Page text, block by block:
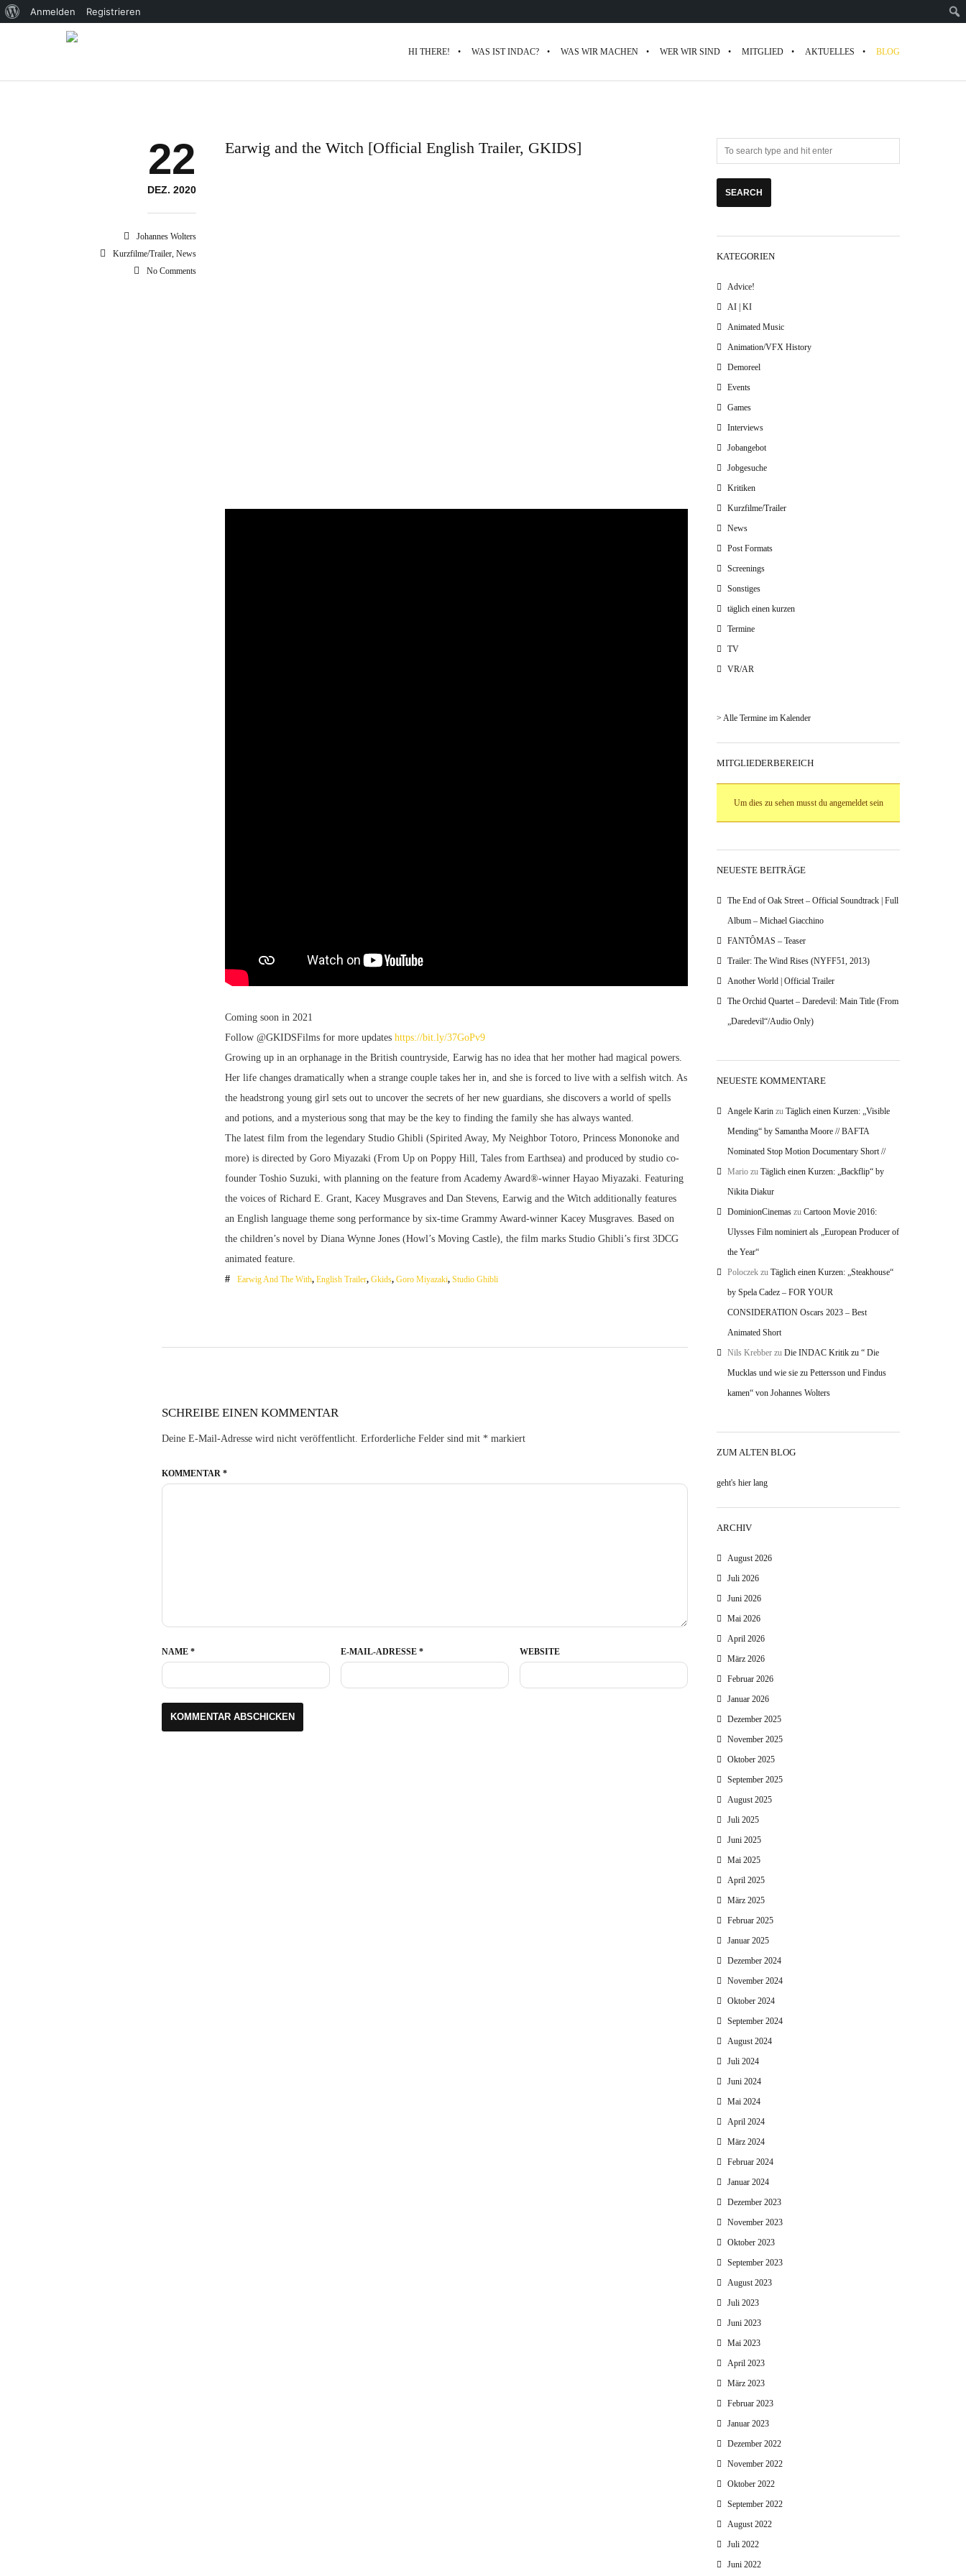
Über
WordPress
Anmelden Registrieren
HI THERE! WAS IST INDAC? WAS WIR MACHEN WER WIR SIND MITGLIED AKTUELLES BLOG
22
DEZ. 2020
Johannes Wolters
Kurzfilme/Trailer,News
No Comments
Earwig and the Witch [Official English Trailer, GKIDS]
Coming soon in 2021
Follow@GKIDSFilms for more updateshttps://bit.ly/37GoPv9
Growing up in an orphanage in the British countryside, Earwig has no idea that her mother had magical powers.
Her life changes dramatically when a strange couple takes her in, and she is forced to live with a selfish witch. As
the headstrong young girl sets out to uncover the secrets of her new guardians, she discovers a world of spells
and potions, and a mysterious song that may be the key to finding the family she has always wanted.
The latest film from the legendary Studio Ghibli (Spirited Away, My Neighbor Totoro, Princess Mononoke and
more) is directed by Goro Miyazaki (From Up on Poppy Hill, Tales from Earthsea) and produced by studio co-
founder Toshio Suzuki, with planning on the feature from Academy Award®-winner Hayao Miyazaki. Featuring
the voices of Richard E. Grant, Kacey Musgraves and Dan Stevens, Earwig and the Witch additionally features
an English language theme song performance by six-time Grammy Award-winner Kacey Musgraves. Based on
the children’s novel by Diana Wynne Jones (Howl’s Moving Castle), the film marks Studio Ghibli’s first 3DCG
animated feature.
Earwig And The With,English Trailer,Gkids,Goro Miyazaki,Studio Ghibli
SCHREIBE EINEN KOMMENTAR
Deine E-Mail-Adresse wird nicht veröffentlicht. Erforderliche Felder sind mit *markiert
KOMMENTAR *
NAME * E-MAIL-ADRESSE * WEBSITE
KATEGORIEN
Advice!
AI | KI
Animated Music
Animation/VFX History
Demoreel
Events
Games
Interviews
Jobangebot
Jobgesuche
Kritiken
Kurzfilme/Trailer
News
Post Formats
Screenings
Sonstiges
täglich einen kurzen
Termine
TV
VR/AR
> Alle Termine im Kalender
MITGLIEDERBEREICH
Um dies zu sehen musst du angemeldet sein
NEUESTE BEITRÄGE
The End of Oak Street – Official Soundtrack | Full
Album – Michael Giacchino
FANTÔMAS – Teaser
Trailer: The Wind Rises (NYFF51, 2013)
Another World | Official Trailer
The Orchid Quartet – Daredevil: Main Title (From
„Daredevil“/Audio Only)
NEUESTE KOMMENTARE
Angele Karin zu Täglich einen Kurzen: „Visible
Mending“ by Samantha Moore // BAFTA
Nominated Stop Motion Documentary Short //
Mario zu Täglich einen Kurzen: „Backflip“ by
Nikita Diakur
DominionCinemas zu Cartoon Movie 2016:
Ulysses Film nominiert als „European Producer of
the Year“
Poloczek zu Täglich einen Kurzen: „Steakhouse“
by Spela Cadez – FOR YOUR
CONSIDERATION Oscars 2023 – Best
Animated Short
Nils Krebber zu Die INDAC Kritik zu “ Die
Mucklas und wie sie zu Pettersson und Findus
kamen“ von Johannes Wolters
ZUM ALTEN BLOG
geht's hier lang
ARCHIV
August 2026
Juli 2026
Juni 2026
Mai 2026
April 2026
März 2026
Februar 2026
Januar 2026
Dezember 2025
November 2025
Oktober 2025
September 2025
August 2025
Juli 2025
Juni 2025
Mai 2025
April 2025
März 2025
Februar 2025
Januar 2025
Dezember 2024
November 2024
Oktober 2024
September 2024
August 2024
Juli 2024
Juni 2024
Mai 2024
April 2024
März 2024
Februar 2024
Januar 2024
Dezember 2023
November 2023
Oktober 2023
September 2023
August 2023
Juli 2023
Juni 2023
Mai 2023
April 2023
März 2023
Februar 2023
Januar 2023
Dezember 2022
November 2022
Oktober 2022
September 2022
August 2022
Juli 2022
Juni 2022